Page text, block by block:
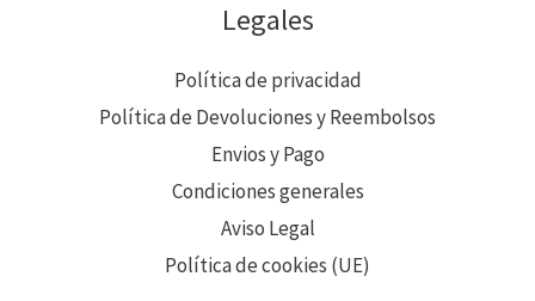
Legales
Política de privacidad
Política de Devoluciones y Reembolsos
Envios y Pago
Condiciones generales
Aviso Legal
Política de cookies (UE)